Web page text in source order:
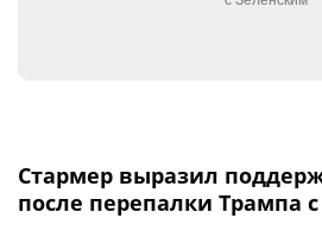
Стармер выразил
после перепалки Трампа